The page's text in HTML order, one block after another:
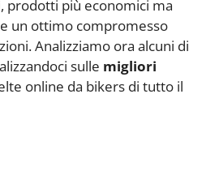
, prodotti più economici ma
un ottimo compromesso
Analizziamo ora alcuni di
sulle migliori
online da bikers di tutto il